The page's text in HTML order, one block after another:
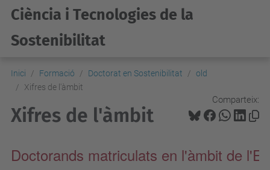
Ciència i Tecnologies de la
Sostenibilitat
Inici Formació Doctorat en Sostenibilitat
old
Xifres de l'àmbit
Comparteix:
Xifres de l'àmbit